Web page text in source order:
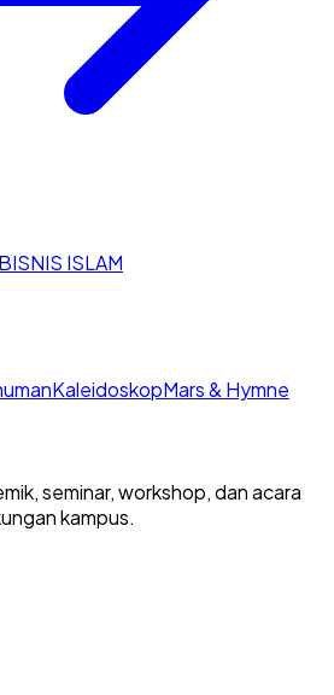
ISLAM
KaleidoskopMars & Hymne
seminar, workshop, dan acara
kampus.